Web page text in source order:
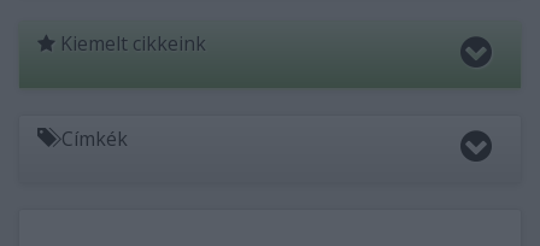
Kiemelt cikkeink
Címkék